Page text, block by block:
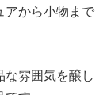
アから小物まで
雰囲気を醸し